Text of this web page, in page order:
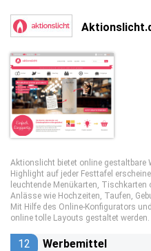
Aktionslicht bietet online gestaltbare
Highlight auf jeder Festtafel
leuchtende Menükarten,
Anlässe wie Hochzeiten, Taufen,
Mit Hilfe des Online-Konfigurators
online tolle Layouts gestaltet werden.
12 Werbemittel